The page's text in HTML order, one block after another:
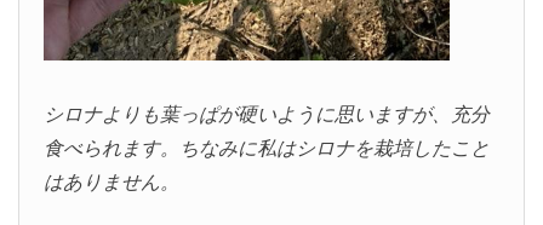
シロナよりも葉っぱが硬いように思いますが、充分
食べられます。ちなみに私はシロナを栽培したこと
はありません。